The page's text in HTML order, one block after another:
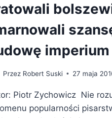
imperium
Przez Robert Suski 27 maja
Piotr Zychowicz Nie
popularności